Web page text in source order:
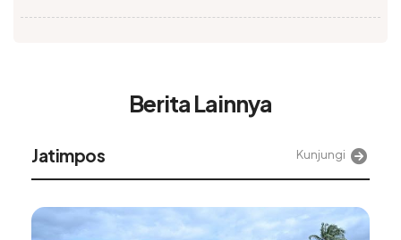
Berita Lainnya
Jatimpos Kunjungi